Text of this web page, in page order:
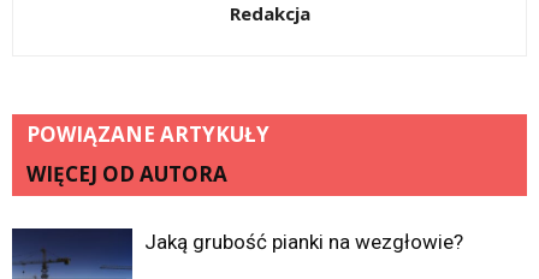
Redakcja
POWIĄZANE ARTYKUŁY
WIĘCEJ OD AUTORA
Jaką grubość pianki na wezgłowie?